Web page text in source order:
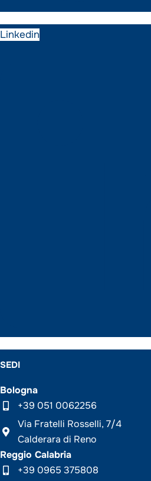
Linkedin
SEDI
Bologna
+39 051 0062256
Via Fratelli Rosselli, 7/4
Calderara di Reno
Reggio Calabria
+39 0965 375808